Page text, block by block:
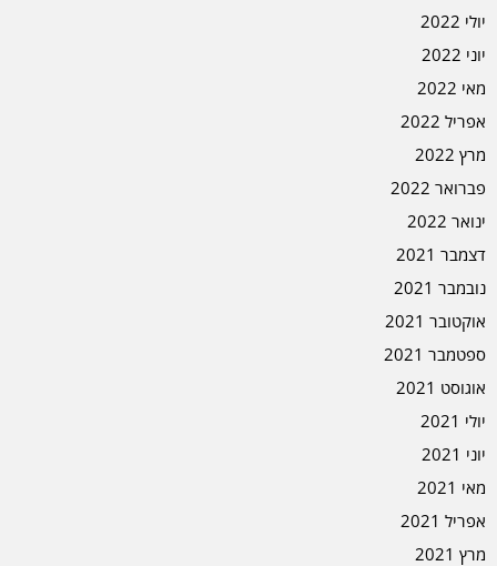
יולי 2022
יוני 2022
מאי 2022
אפריל 2022
מרץ 2022
פברואר 2022
ינואר 2022
דצמבר 2021
נובמבר 2021
אוקטובר 2021
ספטמבר 2021
אוגוסט 2021
יולי 2021
יוני 2021
מאי 2021
אפריל 2021
מרץ 2021